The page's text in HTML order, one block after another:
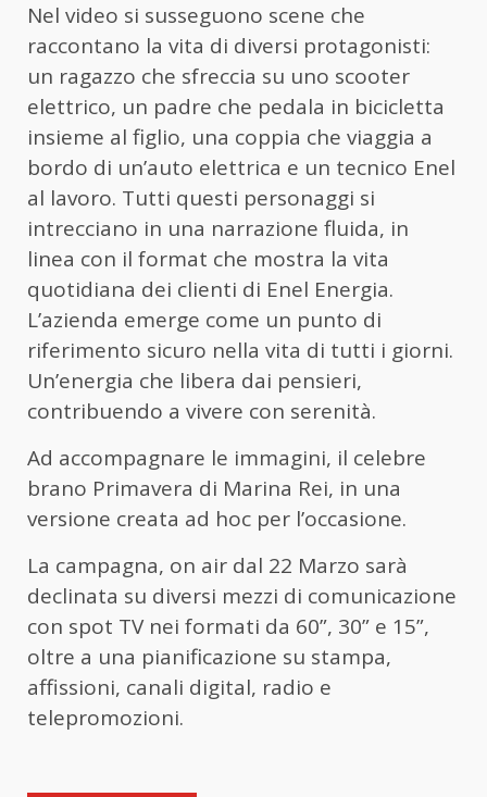
Nel video si susseguono scene che
raccontano la vita di diversi protagonisti:
un ragazzo che sfreccia su uno scooter
elettrico, un padre che pedala in bicicletta
insieme al figlio, una coppia che viaggia a
bordo di un’auto elettrica e un tecnico Enel
al lavoro. Tutti questi personaggi si
intrecciano in una narrazione fluida, in
linea con il format che mostra la vita
quotidiana dei clienti di Enel Energia.
L’azienda emerge come un punto di
riferimento sicuro nella vita di tutti i giorni.
Un’energia che libera dai pensieri,
contribuendo a vivere con serenità.
Ad accompagnare le immagini, il celebre
brano Primavera di Marina Rei, in una
versione creata ad hoc per l’occasione.
La campagna, on air dal 22 Marzo sarà
declinata su diversi mezzi di comunicazione
con spot TV nei formati da 60”, 30” e 15”,
oltre a una pianificazione su stampa,
affissioni, canali digital, radio e
telepromozioni.